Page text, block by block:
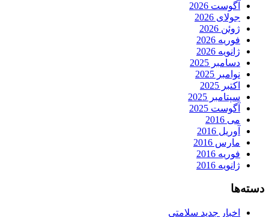
آگوست 2026
جولای 2026
ژوئن 2026
فوریه 2026
ژانویه 2026
دسامبر 2025
نوامبر 2025
اکتبر 2025
سپتامبر 2025
آگوست 2025
می 2016
آوریل 2016
مارس 2016
فوریه 2016
ژانویه 2016
دسته‌ها
اخبار جدید سلامتی